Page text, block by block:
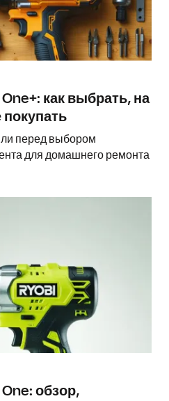
как выбрать, на
покупать
перед выбором
для домашнего ремонта
обзор,